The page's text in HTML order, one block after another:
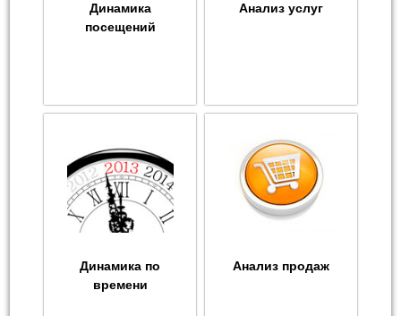
Динамика
посещений
Анализ услуг
Динамика по
времени
Анализ продаж